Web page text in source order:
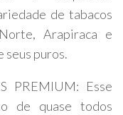
de tabacos
Arapiraca e
seus puros.
PREMIUM: Esse
de quase todos